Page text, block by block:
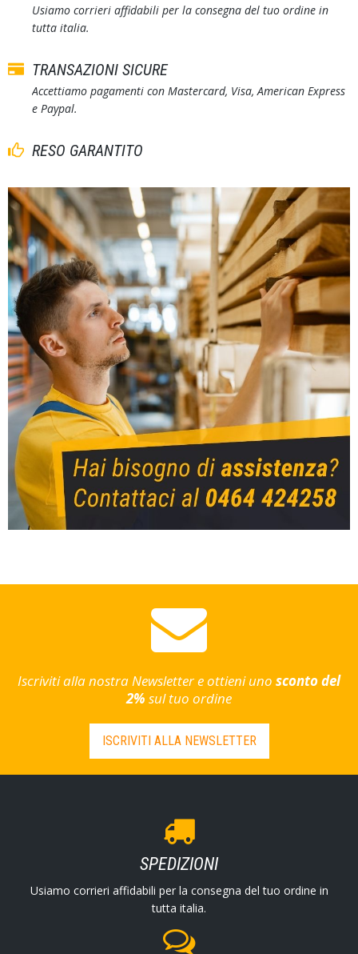
Usiamo corrieri affidabili per la consegna del tuo ordine in
tutta italia.
TRANSAZIONI SICURE
Accettiamo pagamenti con Mastercard, Visa, American Express
e Paypal.
RESO GARANTITO
Iscriviti alla nostra Newsletter e ottieni uno sconto del
2% sul tuo ordine
ISCRIVITI ALLA NEWSLETTER
SPEDIZIONI
Usiamo corrieri affidabili per la consegna del tuo ordine in
tutta italia.